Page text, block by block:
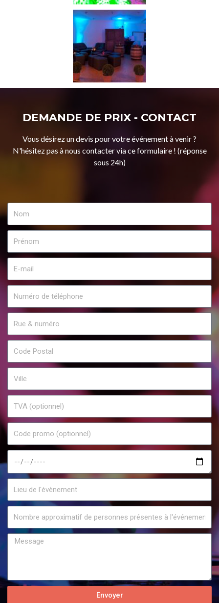
DEMANDE DE PRIX - CONTACT
Vous désirez un devis pour votre événement à venir ?
N'hésitez pas à nous contacter via ce formulaire ! (réponse
sous 24h)
Envoyer